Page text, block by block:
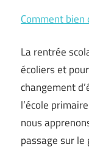
Comment bien
La rentrée
écoliers et
changement
l’école
nous
passage sur